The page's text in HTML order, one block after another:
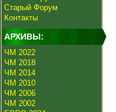
Старый Форум
Контакты
АРХИВЫ:
ЧМ 2022
ЧМ 2018
ЧМ 2014
ЧМ 2010
ЧМ 2006
ЧМ 2002